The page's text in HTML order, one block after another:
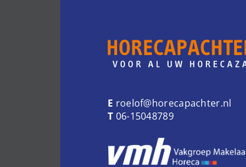
E roelof@horecapachter.nl
T 06-15048789